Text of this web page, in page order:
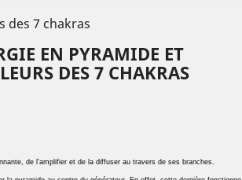
des 7 chakras
EN PYRAMIDE ET
DES 7 CHAKRAS
de l'amplifier et de la diffuser au travers de ses branches.